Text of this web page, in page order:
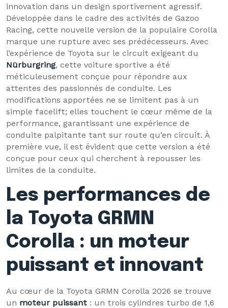
innovation dans un design sportivement agressif.
Développée dans le cadre des activités de Gazoo
Racing, cette nouvelle version de la populaire Corolla
marque une rupture avec ses prédécesseurs. Avec
l’expérience de Toyota sur le circuit exigeant du
Nürburgring, cette voiture sportive a été
méticuleusement conçue pour répondre aux
attentes des passionnés de conduite. Les
modifications apportées ne se limitent pas à un
simple facelift; elles touchent le cœur même de la
performance, garantissant une expérience de
conduite palpitante tant sur route qu’en circuit. À
première vue, il est évident que cette version a été
conçue pour ceux qui cherchent à repousser les
limites de la conduite.
Les performances de
la Toyota GRMN
Corolla : un moteur
puissant et innovant
Au cœur de la Toyota GRMN Corolla 2026 se trouve
un moteur puissant : un trois cylindres turbo de 1,6